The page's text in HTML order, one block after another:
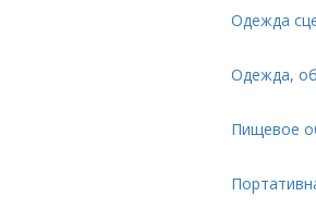
Одежда
Одежда,
Пищевое